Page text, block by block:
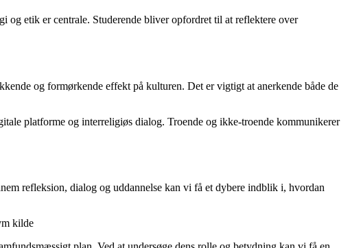
og etik er centrale. Studerende bliver opfordret til at reflektere over
og formørkende effekt på kulturen. Det er vigtigt at anerkende både de
platforme og interreligiøs dialog. Troende og ikke-troende kommunikerer
refleksion, dialog og uddannelse kan vi få et dybere indblik i, hvordan
kilde